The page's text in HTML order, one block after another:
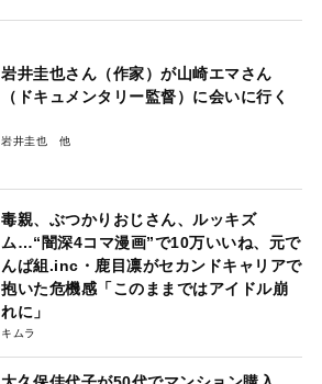
岩井圭也さん（作家）が山崎エマさん
（ドキュメンタリー監督）に会いに行く
岩井圭也
毒親、ぶつかりおじさん、ルッキズ
ム…“闇深4コマ漫画”で10万いいね、元で
んぱ組.inc・鹿目凛がセカンドキャリアで
抱いた危機感「このままではアイドル崩
れに」
キムラ